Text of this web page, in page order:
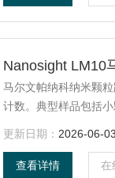
Nanosight LM10
马尔文帕纳科纳米颗
计数。典型样品包括小
更新日期： 2026-06-03
查看详情 在